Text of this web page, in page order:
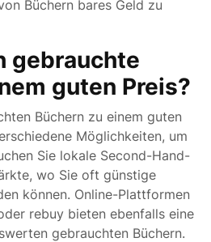
Büchern bares Geld zu
gebrauchte
guten Preis?
Büchern zu einem guten
Möglichkeiten, um
Sie lokale Second-Hand-
wo Sie oft günstige
können. Online-Plattformen
rebuy bieten ebenfalls eine
gebrauchten Büchern.